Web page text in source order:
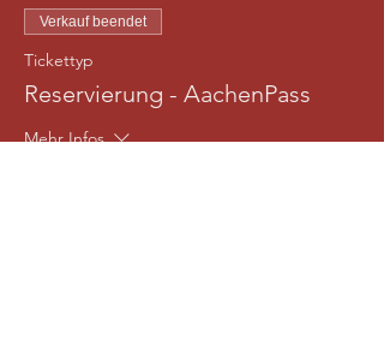
Verkauf beendet
Tickettyp
Reservierung - AachenPass
Mehr Infos